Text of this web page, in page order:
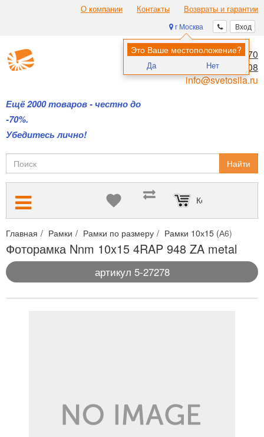
О компании Контакты Возвраты и гарантии
Вход
г Москва
Это Ваше местоположение?
Да Нет
Ещё 2000 товаров - честно до
-70%.
Убедитесь лично!
8 (495) 970-00-70
8 (800) 700-11-08
info@svetosila.ru
Найти
Корзина пуста
Главная Рамки Рамки по размеру Рамки 10х15 (А6)
Фоторамка Nnm 10x15 4RAP 948 ZA metal
артикул 5-27278